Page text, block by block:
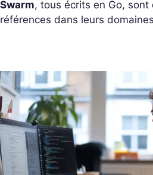
Swarm, tous écrits en Go, sont
références dans leurs